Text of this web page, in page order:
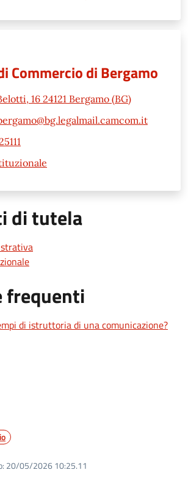
Commercio di Bergamo
16 24121 Bergamo (BG)
di tutela
frequenti
di istruttoria di una comunicazione?
20/05/2026 10:25.11